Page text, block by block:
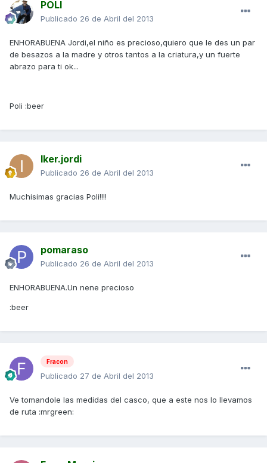
POLI
Publicado 26 de Abril del 2013
ENHORABUENA Jordi,el niño es precioso,quiero que le des un par
de besazos a la madre y otros tantos a la criatura,y un fuerte
abrazo para ti ok...
Poli :beer
Iker.jordi
Publicado 26 de Abril del 2013
Muchisimas gracias Poli!!!!
pomaraso
Publicado 26 de Abril del 2013
ENHORABUENA.Un nene precioso
:beer
Fracon
Publicado 27 de Abril del 2013
Ve tomandole las medidas del casco, que a este nos lo llevamos
de ruta :mrgreen: